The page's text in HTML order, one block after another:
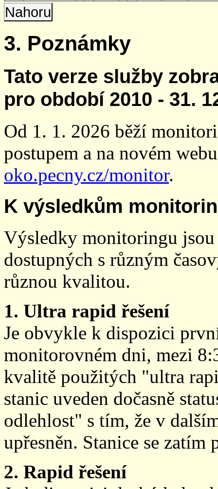
Nahoru
3. Poznámky
Tato verze služby
pro období 2010 - 31.
Od 1. 1. 2026 běží
postupem a na novém
oko.pecny.cz/monitor.
K výsledkům
Výsledky monitoringu
dostupných s různým
různou kvalitou.
1. Ultra rapid řešení
Je obvykle k dispozici
monitorovném dni, mezi
kvalitě použitých "ultra
stanic uveden dočasně
odlehlost" s tím, že v
upřesněn. Stanice se zatím
2. Rapid řešení